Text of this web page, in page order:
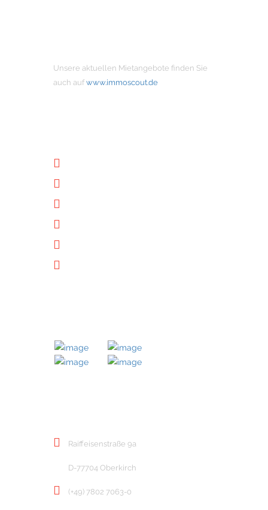
Unsere aktuellen Mietangebote finden Sie
auch auf www.immoscout.de
Raiffeisenstraße 9a
D-77704 Oberkirch
(+49) 7802 7063-0